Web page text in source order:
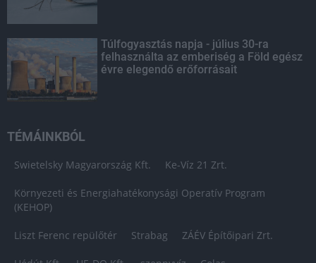
Túlfogyasztás napja - július 30-ra
felhasználta az emberiség a Föld egész
évre elegendő erőforrásait
TÉMÁINKBÓL
Swietelsky Magyarország Kft. Ke-Víz 21 Zrt.
Környezeti és Energiahatékonysági Operatív Program
(KEHOP)
Liszt Ferenc repülőtér Strabag ZÁÉV Építőipari Zrt.